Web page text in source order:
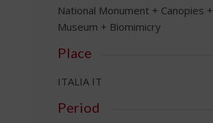
National Monument + Canopies +
Museum + Biomimicry
Place
ITALIA IT
Period